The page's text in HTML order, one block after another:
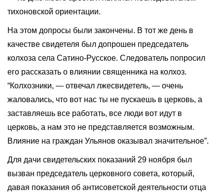
тихоновской ориентации.
На этом допросы были закончены. В тот же день в
качестве свидетеля был допрошен председатель
колхоза села Сатино-Русское. Следователь попросил
его рассказать о влиянии священника на колхоз.
“Колхозники, — отвечал лжесвидетель, — очень
жаловались, что вот нас ты не пускаешь в церковь, а
заставляешь все работать, все люди вот идут в
церковь, а нам это не представляется возможным.
Влияние на граждан Ульянов оказывал значительное”.
Для дачи свидетельских показаний 29 ноября был
вызван председатель церковного совета, который,
давая показания об антисоветской деятельности отца